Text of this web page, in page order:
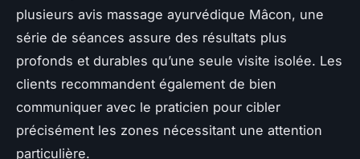
plusieurs avis massage ayurvédique Mâcon, une
série de séances assure des résultats plus
profonds et durables qu’une seule visite isolée. Les
clients recommandent également de bien
communiquer avec le praticien pour cibler
précisément les zones nécessitant une attention
particulière.